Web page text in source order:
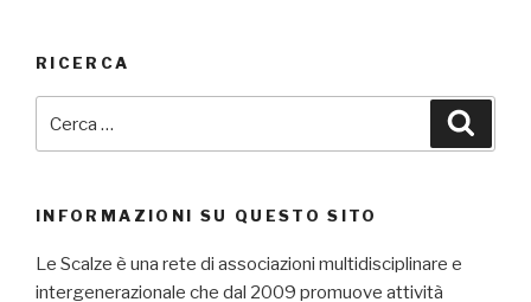
RICERCA
INFORMAZIONI SU QUESTO SITO
Le Scalze è una rete di associazioni multidisciplinare e
intergenerazionale che dal 2009 promuove attività